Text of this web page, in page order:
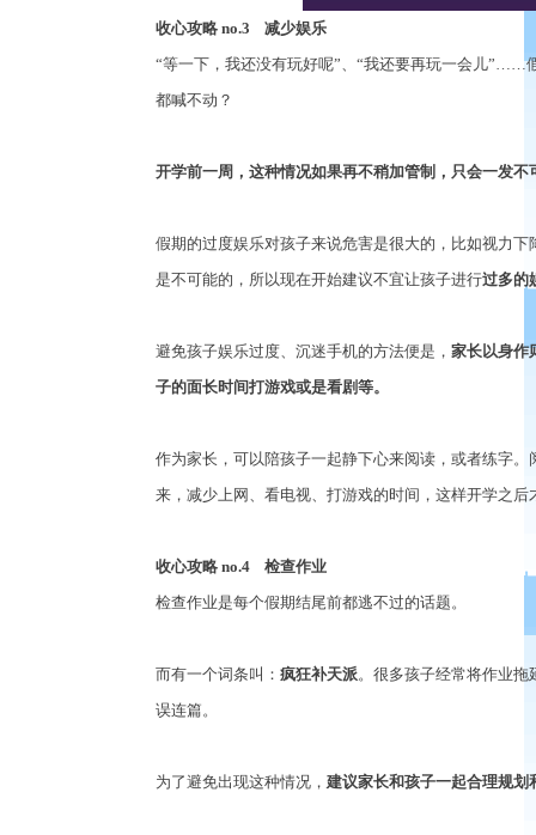
收心攻略 no.3 减少娱乐
“等一下，我还没有玩好呢”、 “我还要再玩一会儿”……
都喊不动？
开学前一周，这种情况如果再不稍加管制，只会一发不
假期的过度娱乐对孩子来说危害是很大的，比如视力
是不可能的，所以现在开始建议不宜让孩子进行过多的
避免孩子娱乐过度、沉迷手机的方法便是， 家长以身作
子的面长时间打游戏或是看剧等。
作为家长，可以陪孩子一起静下心来阅读，或者练字
来，减少上网、看电视、打游戏的时间，这样开学之
收心攻略 no.4 检查作业
检查作业是每个假期结尾前都逃不过的话题。
而有一个词条叫： 疯狂补天派。很多孩子经常将作业
误连篇。
为了避免出现这种情况， 建议家长和孩子一起合理规